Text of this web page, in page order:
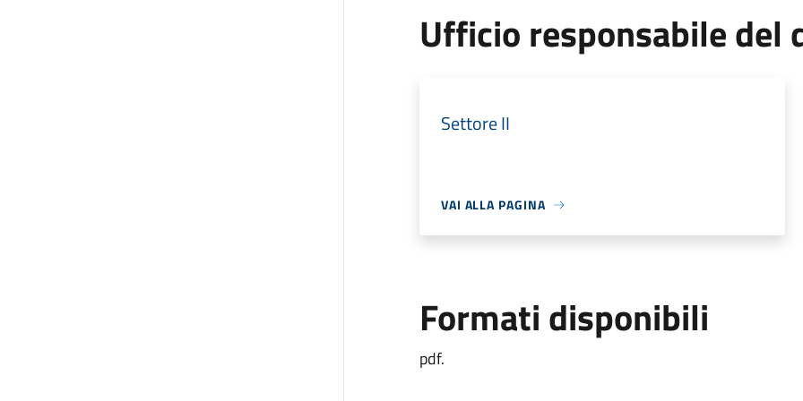
Ufficio responsabile del
Settore II
VAI ALLA PAGINA
Formati disponibili
pdf.